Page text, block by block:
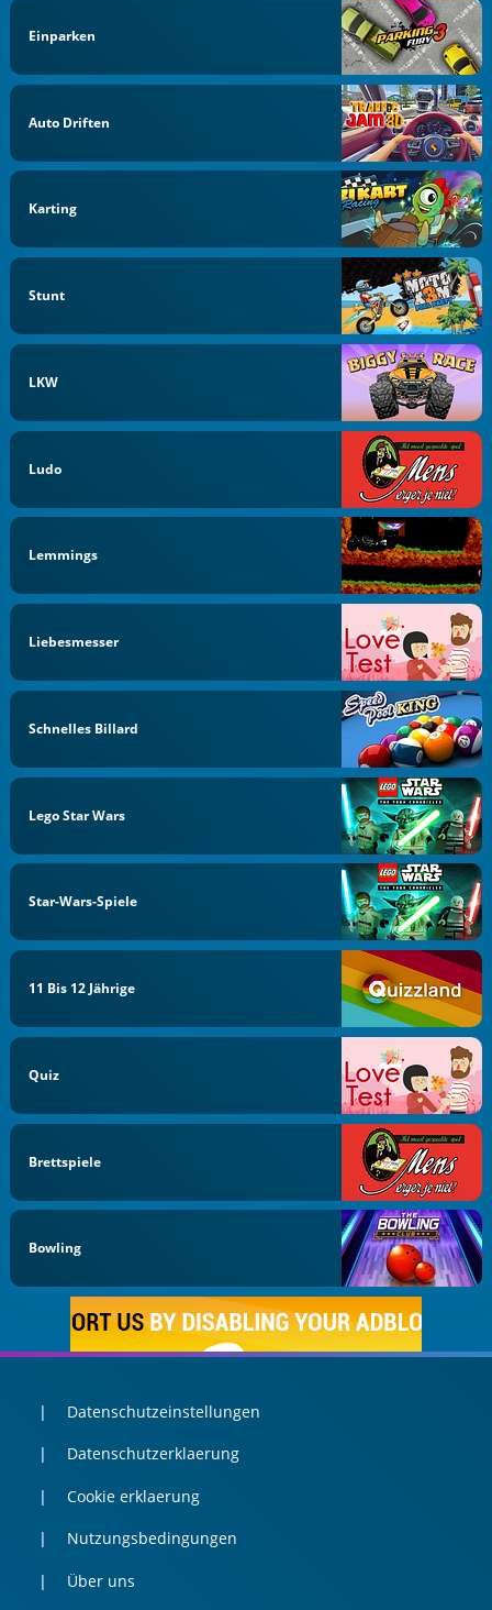
Einparken
Auto Driften
Karting
Stunt
LKW
Ludo
Lemmings
Liebesmesser
Schnelles Billard
Lego Star Wars
Star-Wars-Spiele
11 Bis 12 Jährige
Quiz
Brettspiele
Bowling
Datenschutzeinstellungen
Datenschutzerklaerung
Cookie erklaerung
Nutzungsbedingungen
Über uns